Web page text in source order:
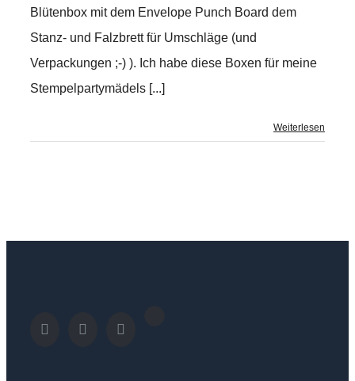
Blütenbox mit dem Envelope Punch Board dem
Stanz- und Falzbrett für Umschläge (und
Verpackungen ;-) ). Ich habe diese Boxen für meine
Stempelpartymädels [...]
Weiterlesen